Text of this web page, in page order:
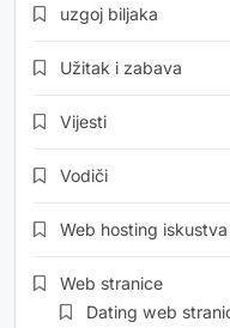
uzgoj biljaka
Užitak i zabava
Vijesti
Vodiči
Web hosting iskustva
Web stranice
Dating web